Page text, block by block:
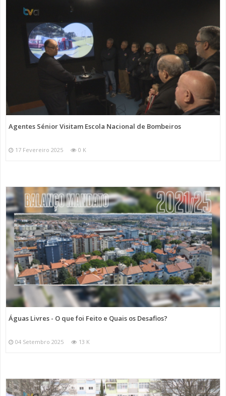
Agentes Sénior Visitam Escola Nacional de Bombeiros
17 Fevereiro 2025 0 K
Águas Livres - O que foi Feito e Quais os Desafios?
04 Setembro 2025 13 K